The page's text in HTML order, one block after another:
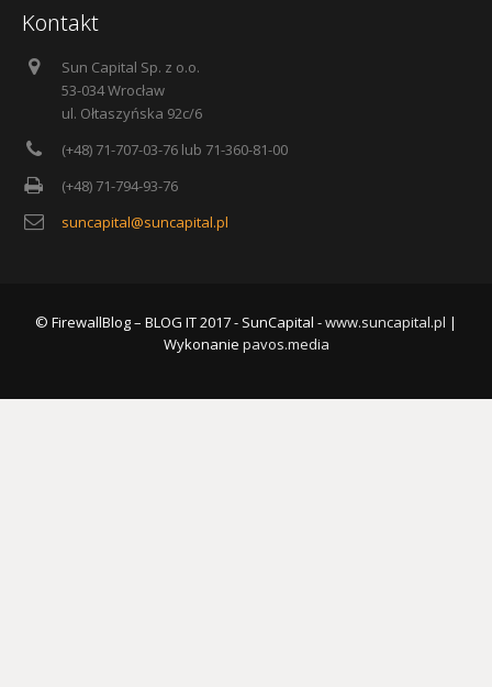
Kontakt
Sun Capital Sp. z o.o.
53-034 Wrocław
ul. Ołtaszyńska 92c/6
(+48) 71-707-03-76 lub 71-360-81-00
(+48) 71-794-93-76
suncapital@suncapital.pl
© FirewallBlog – BLOG IT 2017 - SunCapital -www.suncapital.pl |
Wykonanie pavos.media